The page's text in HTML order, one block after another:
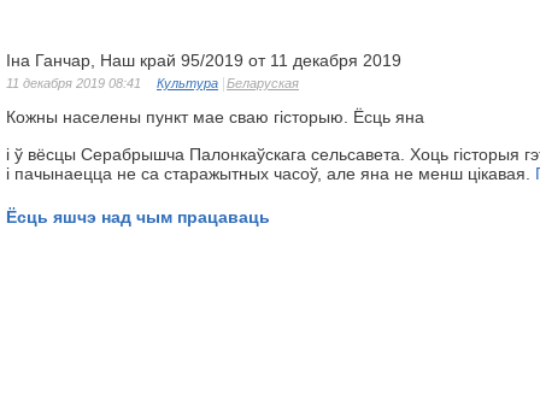
Iна Ганчар, Наш край 95/2019 от 11 декабря 2019
11 декабря 2019 08:41 Культура Беларуская
Кожны населены пункт мае сваю гісторыю. Ёсць яна
і ў вёсцы Серабрышча Палонкаўскага сельсавета. Хоць гісторыя
і пачынаецца не са старажытных часоў, але яна не менш цікавая.
Ёсць яшчэ над чым працаваць